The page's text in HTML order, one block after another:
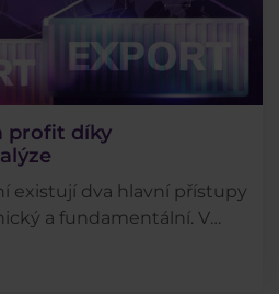
profit díky
existují dva hlavní přístupy
a fundamentální. V
fundamentální analýzy a